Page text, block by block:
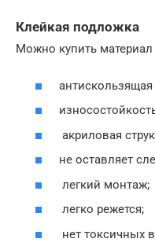
Клейкая подложка
Можно купить
акриловая
не оставляет
легкий монтаж;
легко режется;
нет токсичных